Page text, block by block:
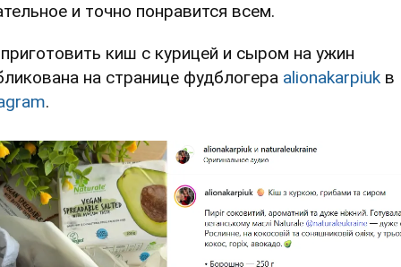
и точно понравится всем.
киш с курицей и сыром на ужин
на странице фудблогера alionakarpiuk в
.